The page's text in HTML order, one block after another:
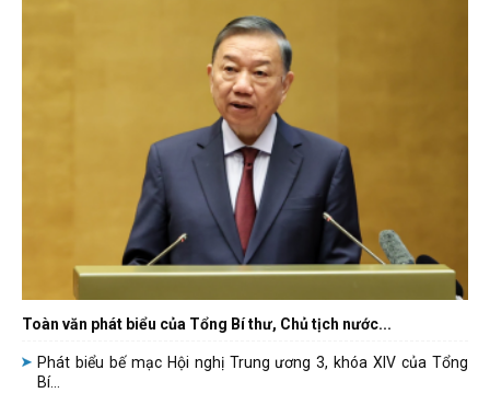
Toàn văn phát biểu của Tổng Bí thư, Chủ tịch nước...
Phát biểu bế mạc Hội nghị Trung ương 3, khóa XIV của Tổng
Bí...